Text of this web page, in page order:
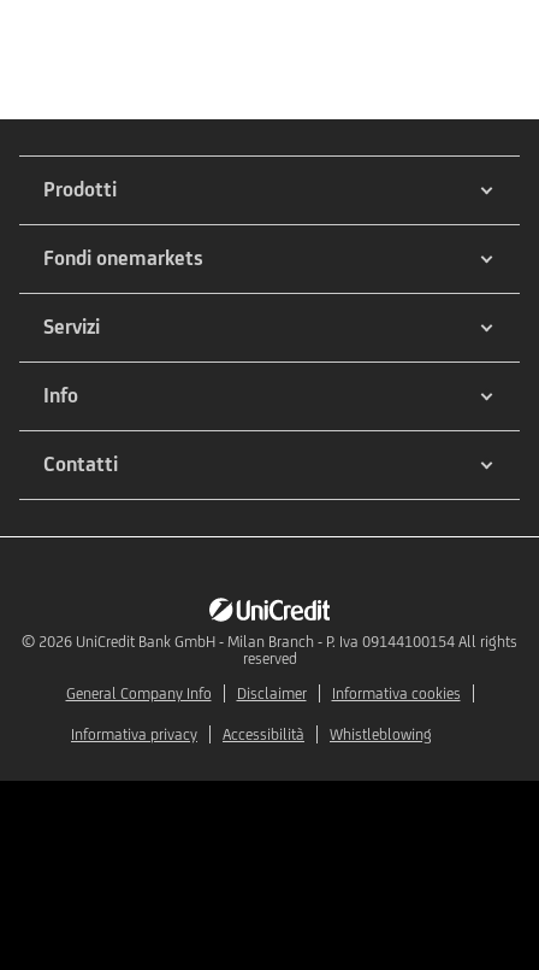
Prodotti
Fondi onemarkets
Servizi
Info
Contatti
© 2026 UniCredit Bank GmbH - Milan Branch - P. Iva 09144100154 All rights
reserved
General Company Info
Disclaimer Informativa cookies
Informativa privacy Accessibilità Whistleblowing